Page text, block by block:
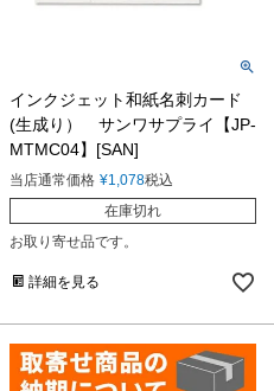
インクジェット和紙名刺カード
(生成り） サンワサプライ【JP-
MTMC04】[SAN]
当店通常価格 ¥1,078税込
在庫切れ
お取り寄せ品です。
詳細を見る